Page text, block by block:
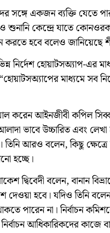
সঙ্গে একজন ব্যক্তি যেতে
কেন্দ্রে যাতে
করতে হবে বলেও জানিয়েছে
নির্দেশ হোয়াটসঅ্যাপ-এর
মাধ্যমে সব
করেন আইনজীবী কপিল
ভাবে উচ্চারিত এবং
আরও বলেন, কিছু ক্ষেত্রে
হচ্ছে।
দ্বিবেদী বলেন, বানান
দেওয়া হবে। যদিও তিনি
পারেন না। নির্বাচন
আধিকারিকদের কাজে